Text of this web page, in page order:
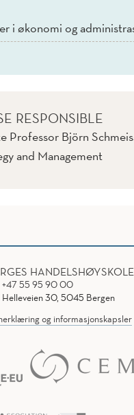
i økonomi og
RESPONSIBLE
Professor Björn
and Management
HANDELSHØYSKOLE
+47 55 95 90 00
Helleveien 30, 5045 Bergen
og informasjonskapsler